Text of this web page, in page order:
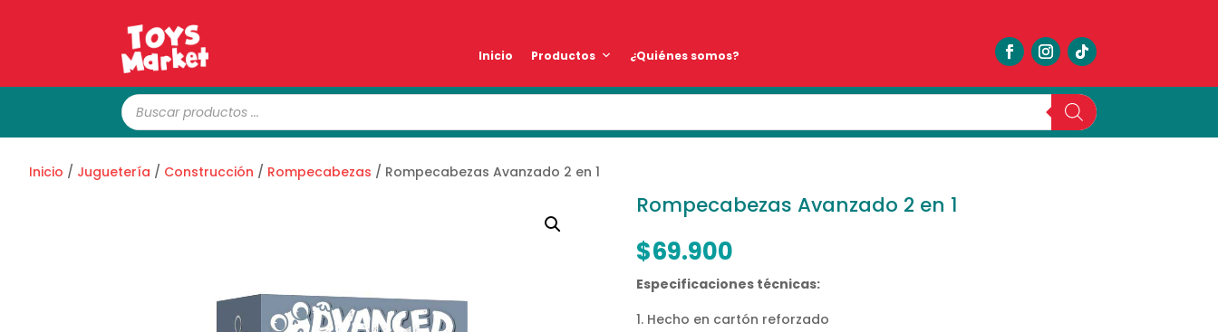
Inicio Productos ¿Quiénes somos?
Búsqueda
de
productos
Inicio / Juguetería / Construcción / Rompecabezas / Rompecabezas Avanzado 2 en 1
Rompecabezas Avanzado 2 en 1
$69.900
Especificaciones técnicas:
Hecho en cartón reforzado